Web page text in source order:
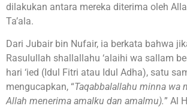
dilakukan antara mereka diterima oleh
Ta’ala.
Dari Jubair bin Nufair, ia berkata bahwa
Rasulullah shallallahu ‘alaihi wa sallam
hari ‘ied (Idul Fitri atau Idul Adha), satu
mengucapkan, “Taqabbalallahu minna wa
Allah menerima amalku dan amalmu).” Al